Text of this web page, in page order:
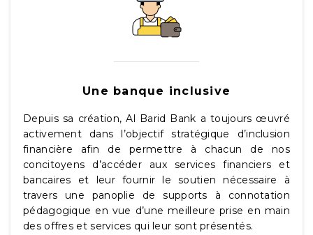
Une banque inclusive
Depuis sa création, Al Barid Bank a toujours œuvré
activement dans l’objectif stratégique d’inclusion
financière afin de permettre à chacun de nos
concitoyens d’accéder aux services financiers et
bancaires et leur fournir le soutien nécessaire à
travers une panoplie de supports à connotation
pédagogique en vue d’une meilleure prise en main
des offres et services qui leur sont présentés.